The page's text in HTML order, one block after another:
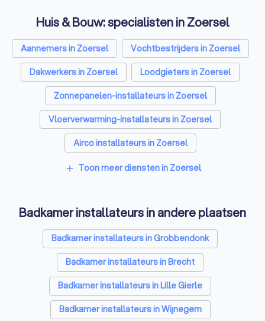
Huis & Bouw: specialisten in Zoersel
Aannemers in Zoersel
Vochtbestrijders in Zoersel
Dakwerkers in Zoersel
Loodgieters in Zoersel
Zonnepanelen-installateurs in Zoersel
Vloerverwarming-installateurs in Zoersel
Airco installateurs in Zoersel
Ramen en deuren specialisten in Zoersel
Zonwering specialisten in Zoersel
Schrijnwerkers in Zoersel
Warmtepomp installateurs in Zoersel
Glashandels in Zoersel
EPC-keurders in Zoersel
Klusjesmannen in Zoersel
add Toon meer diensten in Zoersel
Badkamer installateurs in andere plaatsen
Badkamer installateurs in Grobbendonk
Badkamer installateurs in Brecht
Badkamer installateurs in Lille Gierle
Badkamer installateurs in Wijnegem